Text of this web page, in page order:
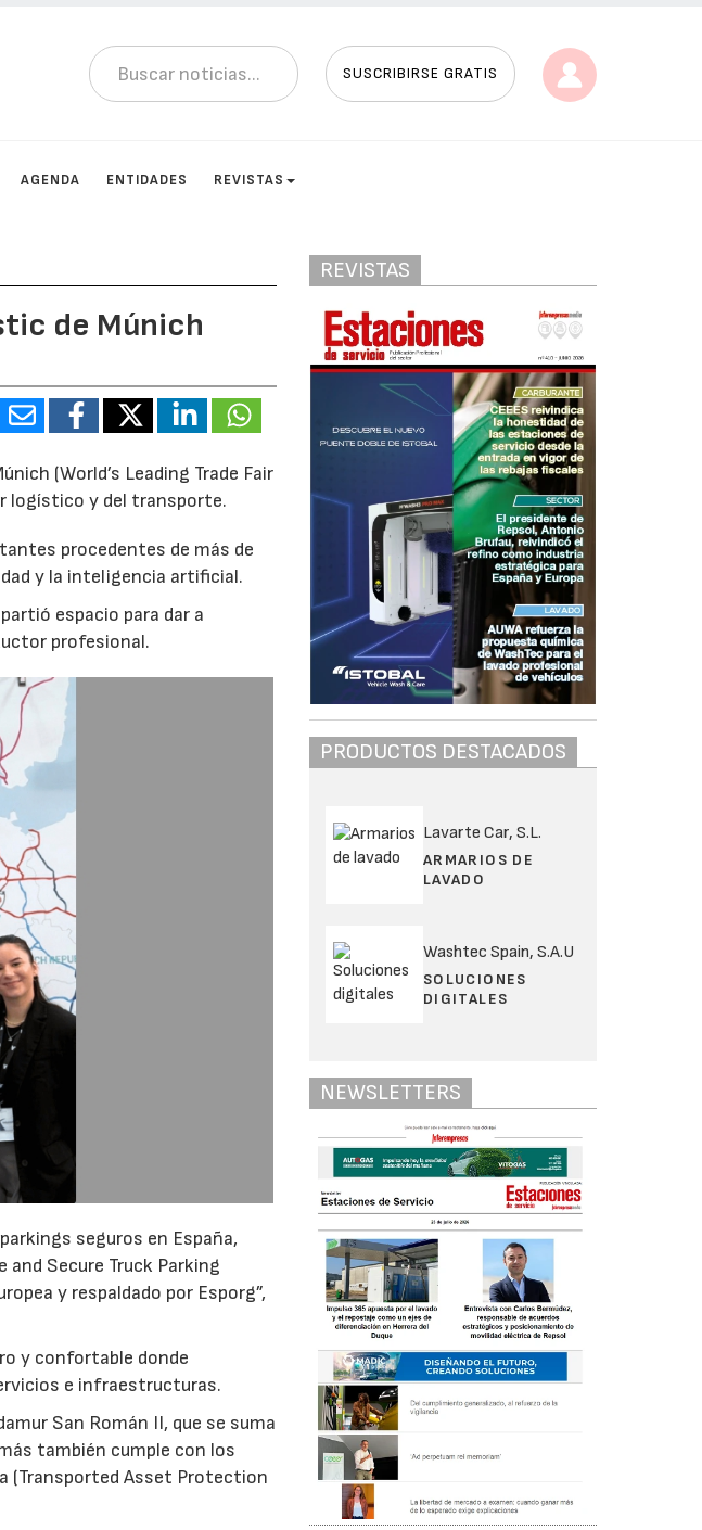
SUSCRIBIRSE GRATIS
AGENDA ENTIDADES REVISTAS
de Múnich
(World’s Leading Trade Fair
logístico y del transporte.
procedentes de más de
y la inteligencia artificial.
espacio para dar a
profesional.
seguros en España,
Secure Truck Parking
y respaldado por Esporg”,
y confortable donde
e infraestructuras.
San Román II, que se suma
también cumple con los
(Transported Asset Protection
REVISTAS
PRODUCTOS DESTACADOS
Lavarte Car, S.L.
ARMARIOS DE
LAVADO
Washtec Spain, S.A.U
SOLUCIONES
DIGITALES
NEWSLETTERS